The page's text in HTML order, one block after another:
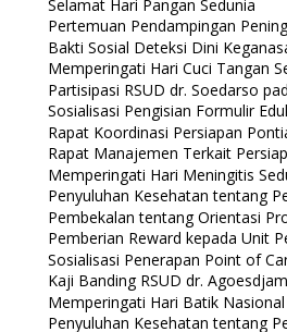
Selamat Hari Pangan Sedunia
Pertemuan Pendampingan
Bakti Sosial Deteksi Dini
Memperingati Hari Cuci Tangan
Partisipasi RSUD dr. Soedarso
Sosialisasi Pengisian Formulir
Rapat Koordinasi Persiapan
Rapat Manajemen Terkait
Memperingati Hari Meningitis
Penyuluhan Kesehatan tentang
Pembekalan tentang Orientasi
Pemberian Reward kepada Unit
Sosialisasi Penerapan Point of
Kaji Banding RSUD dr.
Memperingati Hari Batik Nasional
Penyuluhan Kesehatan tentang